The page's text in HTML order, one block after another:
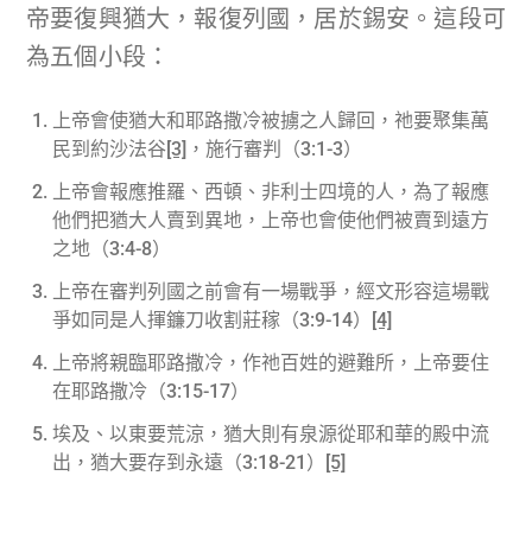
帝要復興猶大，報復列國，居於錫安。這段可
為五個小段：
上帝會使猶大和耶路撒冷被擄之人歸回，祂要聚集萬
民到約沙法谷[3] ，施行審判（3:1-3）
上帝會報應推羅、西頓、非利士四境的人，為了報應
他們把猶大人賣到異地，上帝也會使他們被賣到遠方
之地（3:4-8）
上帝在審判列國之前會有一場戰爭，經文形容這場戰
爭如同是人揮鐮刀收割莊稼（3:9-14）
[4]
上帝將親臨耶路撒冷，作祂百姓的避難所，上帝要住
在耶路撒冷（3:15-17）
埃及、以東要荒涼，猶大則有泉源從耶和華的殿中流
出，猶大要存到永遠（3:18-21）
[5]